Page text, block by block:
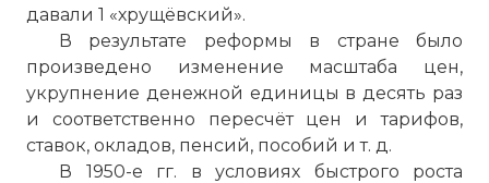
давали 1 «хрущёвский».
В результате реформы в стране было
произведено изменение масштаба цен,
укрупнение денежной единицы в десять раз
и соответственно пересчёт цен и тарифов,
ставок, окладов, пенсий, пособий и т. д.
В 1950-е гг. в условиях быстрого роста